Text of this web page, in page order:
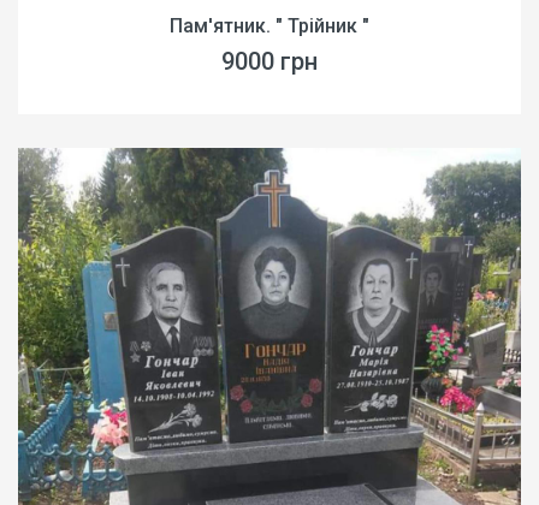
Пам'ятник. " Трійник "
9000 грн